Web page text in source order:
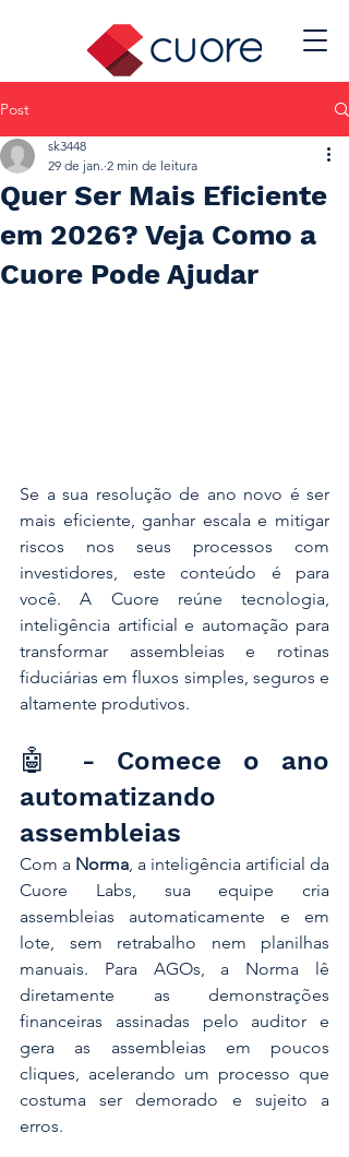
Post
Quer Ser Mais Eficiente
em 2026? Veja Como a
Cuore Pode Ajudar
sk3448
29 de jan. 2 min de leitura
Se a sua resolução de ano novo é ser
mais eficiente, ganhar escala e mitigar
riscos nos seus processos com
investidores, este conteúdo é para
você. A Cuore reúne tecnologia,
inteligência artificial e automação para
transformar assembleias e rotinas
fiduciárias em fluxos simples, seguros e
altamente produtivos.
🤖 - Comece o ano
automatizando
assembleias
Com a Norma, a inteligência artificial da
Cuore Labs, sua equipe cria
assembleias automaticamente e em
lote, sem retrabalho nem planilhas
manuais. Para AGOs, a Norma lê
diretamente as demonstrações
financeiras assinadas pelo auditor e
gera as assembleias em poucos
cliques, acelerando um processo que
costuma ser demorado e sujeito a
erros.